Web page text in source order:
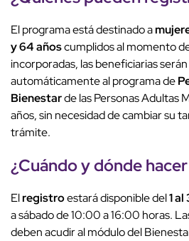
El programa está destinado a
y 64 añoscumplidos al momento
incorporadas, las beneficiarias
automáticamente al programa de
Bienestarde las Personas Adultas
años, sin necesidad de cambiar su
trámite.
¿Cuándo y dónde
Elregistroestará disponible del1
a sábado de 10:00 a 16:00 horas.
deben acudir al módulo del